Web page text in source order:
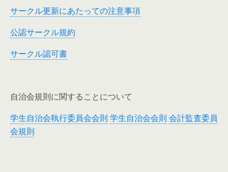
サークル更新にあたっての注意事項
公認サークル規約
サークル認可書
自治会規則に関することについて
学生自治会執行委員会会則 学生自治会会則 会計監査委員
会規則